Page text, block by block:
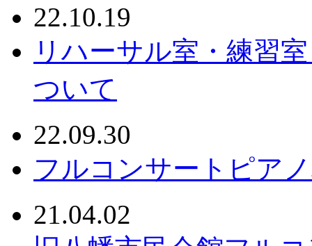
22.10.19
リハーサル室・練習
ついて
22.09.30
フルコンサートピア
21.04.02